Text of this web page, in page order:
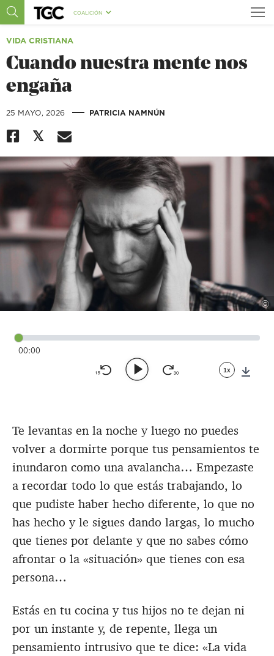
COALICIÓN
VIDA CRISTIANA
Cuando nuestra mente nos
engaña
25 MAYO, 2026 | ​PATRICIA NAMNÚN
©
00:00
1x
Te levantas en la noche y luego no puedes
volver a dormirte porque tus pensamientos te
inundaron como una avalancha… Empezaste
a recordar todo lo que estás trabajando, lo
que pudiste haber hecho diferente, lo que no
has hecho y le sigues dando largas, lo mucho
que tienes por delante y que no sabes cómo
afrontar o la «situación» que tienes con esa
persona…
Estás en tu cocina y tus hijos no te dejan ni
por un instante y, de repente, llega un
pensamiento intrusivo que te dice: «La vida